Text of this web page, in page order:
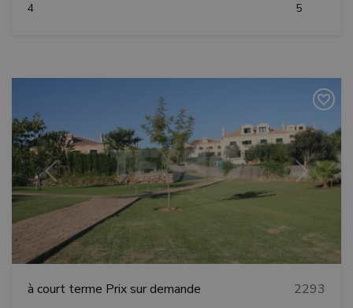
4
5
Précédent Suivant
à court terme Prix sur demande 2293